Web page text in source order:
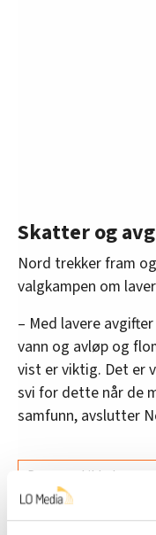
Skatter og
Nord trekker fram
valgkampen om
– Med lavere
vann og avløp og
vist er viktig. Det er
svi for dette når de
samfunn, avslutter
Denne artikkelen er